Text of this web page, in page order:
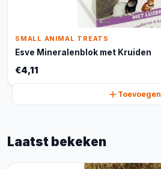
SMALL ANIMAL TREATS
Esve Mineralenblok met Kruiden
€4,11
Toevoegen
Laatst bekeken